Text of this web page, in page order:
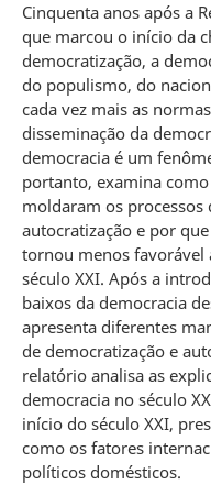
Cinquenta anos após a
que marcou o início da
democratização, a
do populismo, do
cada vez mais as
disseminação da
democracia é um
portanto, examina
moldaram os processos
autocratização e por
tornou menos favorável
século XXI. Após a
baixos da democracia
apresenta diferentes
de democratização e
relatório analisa as
democracia no século
início do século XXI,
como os fatores
políticos domésticos.